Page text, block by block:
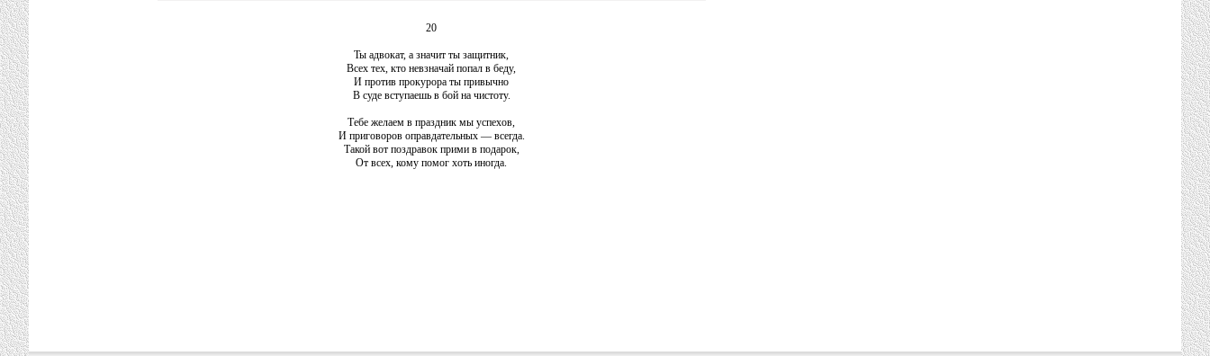
20
Ты адвокат, а значит ты защитник,
Всех тех, кто невзначай попал в беду,
И против прокурора ты привычно
В суде вступаешь в бой на чистоту.
Тебе желаем в праздник мы успехов,
И приговоров оправдательных — всегда.
Такой вот поздравок прими в подарок,
От всех, кому помог хоть иногда.